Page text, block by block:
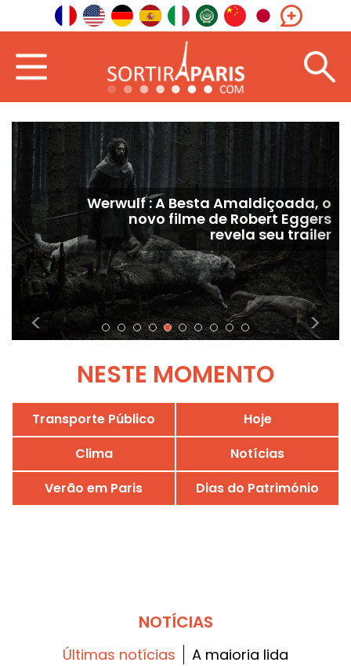
Eclipse de 12 de agosto de 2026: é
possível usar óculos de eclipse
comprados em 1999?
<
>
NESTE MOMENTO
Transporte Público
Hoje
Clima
Notícias
Verão em Paris
Dias do Património
NOTÍCIAS
Últimas notícias A maioria lida